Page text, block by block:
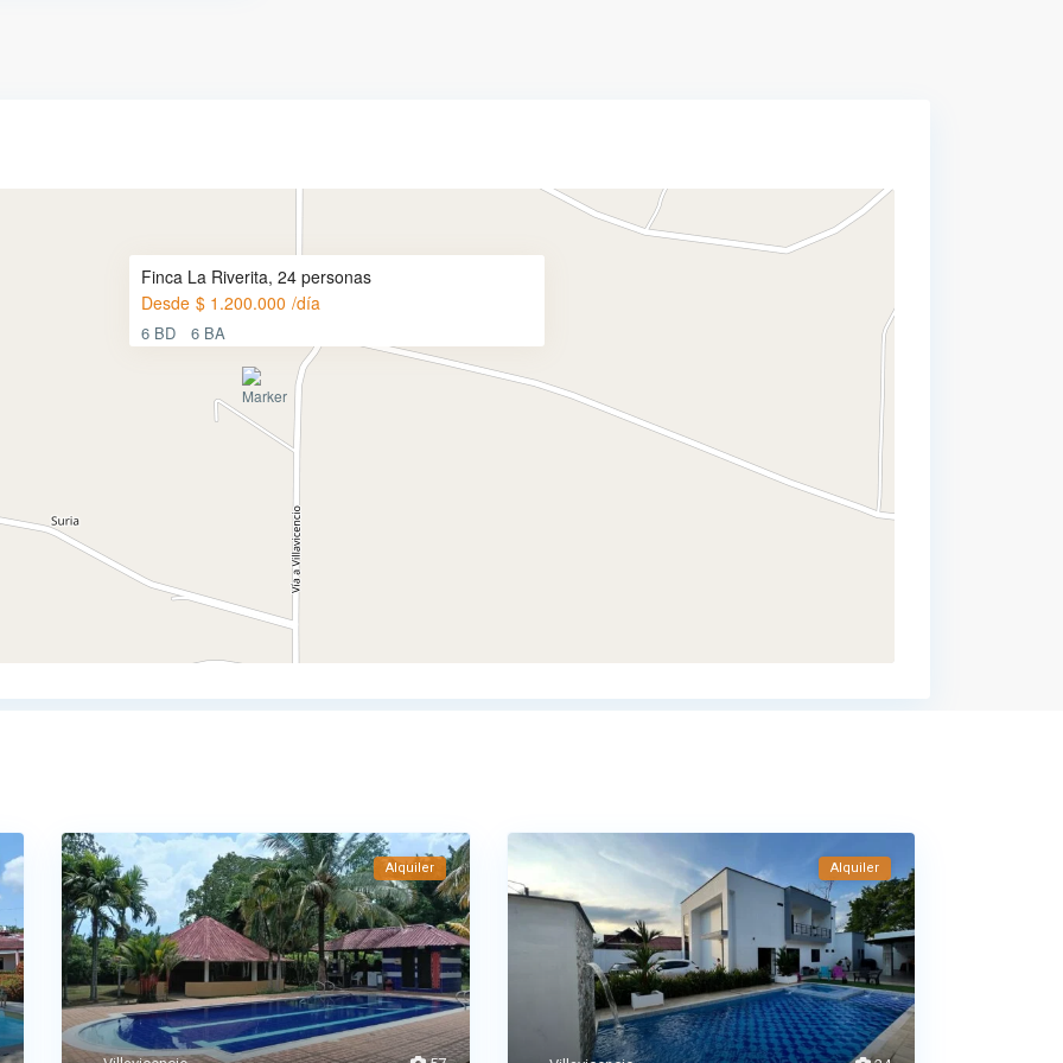
Finca La Riverita, 24 personas
Desde $ 1.200.000 /día
6 BD 6 BA
Alquiler Alquiler